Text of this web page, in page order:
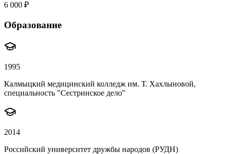
6 000 ₽
Образование
1995
Калмыцкий медицинский колледж им. Т. Хахлыновой,
специальность "Сестринское дело"
2014
Российский университет дружбы народов (РУДН)